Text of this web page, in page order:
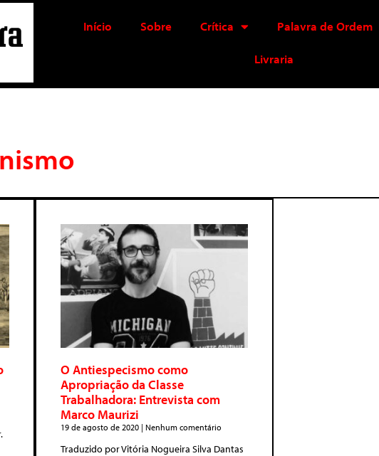
Início Sobre Crítica Palavra de Ordem
Livraria
O Antiespecismo como
Apropriação da Classe
Trabalhadora: Entrevista com
Marco Maurizi
19 de agosto de 2020 Nenhum comentário
Traduzido por Vitória Nogueira Silva Dantas